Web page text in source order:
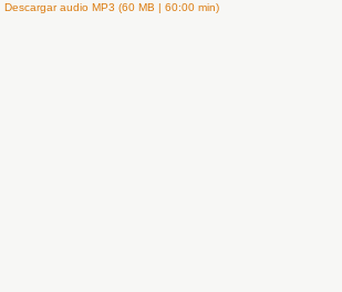
Descargar audio MP3 (60 MB | 60:00 min)